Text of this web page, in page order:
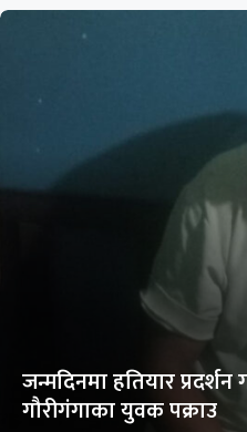
जन्मदिनमा हतियार प्रदर्शन
गौरीगंगाका युवक पक्राउ